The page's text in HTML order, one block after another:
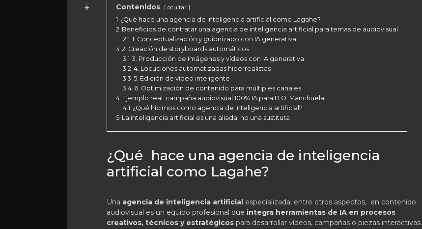
Contenidos ocultar
1 ¿Qué hace una agencia de inteligencia artificial como Lagahe?
2 Beneficios de contratar una agencia de inteligencia artificial para temas de audiovisual
2.1 1. Conceptualización y guionizado con IA generativa
3 2. Creación de storyboards automáticos
3.1 3. Producción de imágenes y vídeos con IA generativa
3.2 4. Locuciones automatizadas hiperrealistas
3.3 5. Edición de vídeo inteligente
3.4 6. Optimización de contenido para múltiples canales
4 Ejemplo real: campaña audiovisual 100% IA para D.O. Manchuela
4.1 ¿Qué hicimos como agencia de inteligencia artificial?
5 La inteligencia artificial es una aliada, no una sustituta
¿Qué hace una agencia de inteligencia
artificial como Lagahe?
Una agencia de inteligencia artificial especializada, entre otros aspectos, en contenido
audiovisual es un equipo profesional que integra herramientas de IA en procesos
creativos, técnicos y estratégicos para desarrollar vídeos, campañas o piezas interactivas.